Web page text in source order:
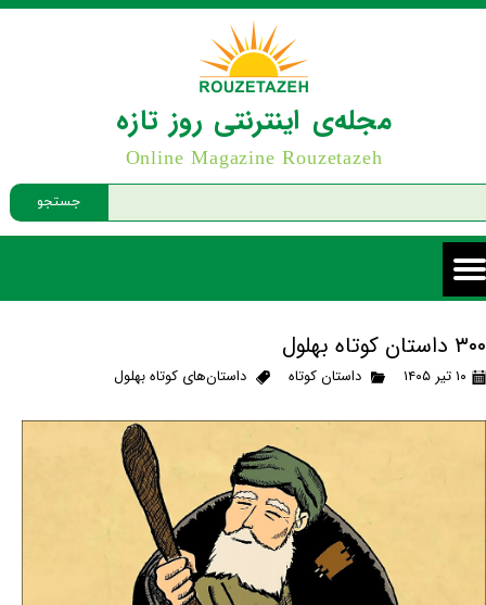
جستجو
مجله‌ی اینترنتی روز تازه
Online Magazine Rouzetazeh
۳۰۰ داستان کوتاه بهلول
۱۰ تیر ۱۴۰۵ داستان کوتاه داستان‌های کوتاه بهلول